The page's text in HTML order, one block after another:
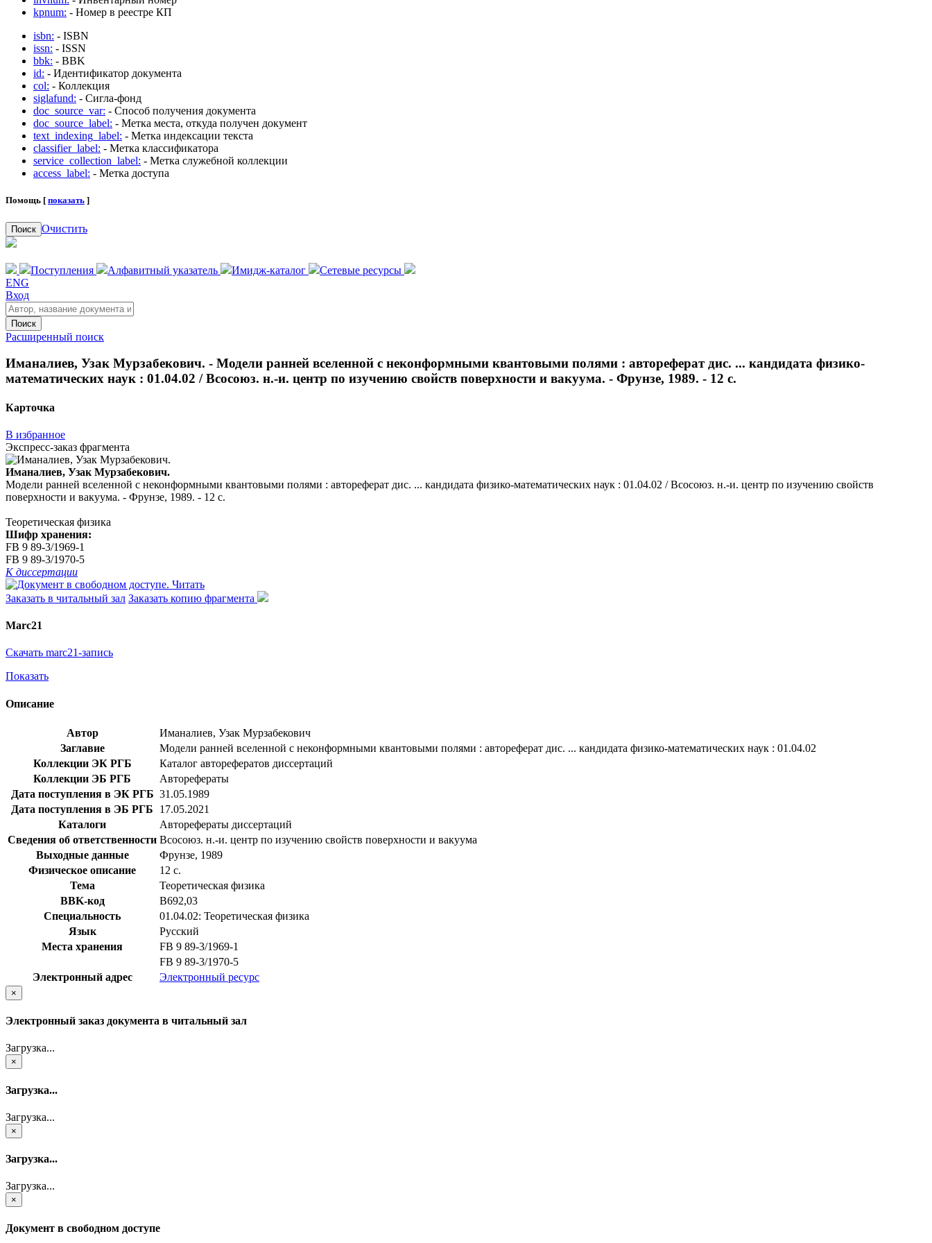
kpnum: - Номер в реестре КП
isbn: - ISBN
issn: - ISSN
bbk: - BBK
id: - Идентификатор документа
col: - Коллекция
siglafund: - Сигла-фонд
doc_source_var: - Способ получения документа
doc_source_label: - Метка места, откуда получен документ
text_indexing_label: - Метка индексации текста
classifier_label: - Метка классификатора
service_collection_label: - Метка служебной коллекции
access_label: - Метка доступа
Помощь [ показать ]
Поиск Очистить
Поступления Алфавитный указатель Имидж-каталог
Сетевые ресурсы
ENG
Вход
Поиск
Расширенный поиск
Иманалиев, Узак Мурзабекович. - Модели ранней вселенной с неконформными квантовыми полями : автореферат дис. ... кандидата физико-
математических наук : 01.04.02 / Всосоюз. н.-и. центр по изучению свойств поверхности и вакуума. - Фрунзе, 1989. - 12 с.
Карточка
В избранное
Экспресс-заказ фрагмента
Иманалиев, Узак Мурзабекович.
Модели ранней вселенной с неконформными квантовыми полями : автореферат дис. ... кандидата физико-математических наук : 01.04.02 / Всосоюз. н.-и. центр по изучению свойств
поверхности и вакуума. - Фрунзе, 1989. - 12 с.
Теоретическая физика
Шифр хранения:
FB 9 89-3/1969-1
FB 9 89-3/1970-5
К диссертации
Читать
Заказать в читальный зал Заказать копию фрагмента
Marc21
Скачать marc21-запись
Показать
Описание
Автор
Иманалиев, Узак Мурзабекович
Заглавие
Модели ранней вселенной с неконформными квантовыми полями : автореферат дис. ... кандидата физико-математических наук : 01.04.02
Коллекции ЭК РГБ
Каталог авторефератов диссертаций
Коллекции ЭБ РГБ
Авторефераты
Дата поступления в ЭК РГБ 31.05.1989
Дата поступления в ЭБ РГБ
17.05.2021
Каталоги
Авторефераты диссертаций
Сведения об ответственности Всосоюз. н.-и. центр по изучению свойств поверхности и вакуума
Выходные данные
Фрунзе, 1989
Физическое описание
12 с.
Тема
Теоретическая физика
BBK-код
В692,03
Специальность
01.04.02: Теоретическая физика
Язык
Русский
Места хранения
FB 9 89-3/1969-1
FB 9 89-3/1970-5
Электронный адрес
Электронный ресурс
×
Электронный заказ документа в читальный зал
Загрузка...
×
Загрузка...
Загрузка...
×
Загрузка...
Загрузка...
×
Документ в свободном доступе